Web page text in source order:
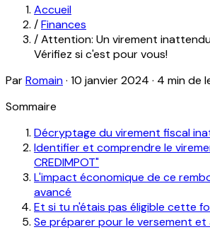
Accueil
/Finances
/Attention: Un virement
Vérifiez si c'est pour vous!
ParRomain· 10 janvier 2024 · 4 min de
Sommaire
Décryptage du virement fiscal
Identifier et comprendre le
CREDIMPOT"
L'impact économique de ce
avancé
Et si tu n'étais pas éligible cette
Se préparer pour le versement